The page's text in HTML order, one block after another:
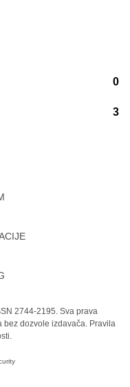
0
3
2744-2195. Sva prava
bez dozvole izdavača. Pravila